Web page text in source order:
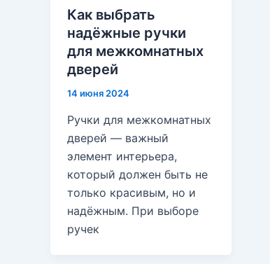
Как выбрать
надёжные ручки
для межкомнатных
дверей
14 июня 2024
Ручки для межкомнатных
дверей — важный
элемент интерьера,
который должен быть не
только красивым, но и
надёжным. При выборе
ручек